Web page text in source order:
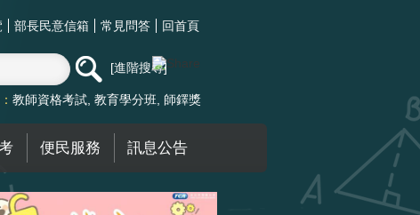
部長民意信箱 常見問答 回首頁
進階搜尋
教師資格考試 教育學分班 師鐸獎
便民服務 訊息公告